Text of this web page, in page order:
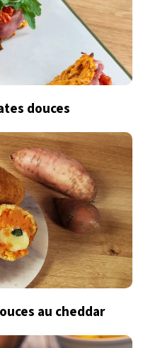
douces
au cheddar